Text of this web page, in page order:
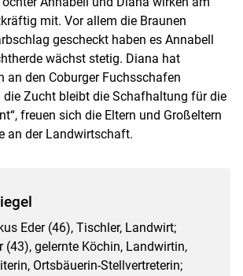
mit. Vor allem die Braunen
gescheckt haben es Annabell
wächst stetig. Diana hat
an den Coburger Fuchsschafen
die Zucht bleibt die Schafhaltung für die
freuen sich die Eltern und Großeltern
an der Landwirtschaft.
Eder (46), Tischler, Landwirt;
(43), gelernte Köchin, Landwirtin,
Ortsbäuerin-Stellvertreterin;